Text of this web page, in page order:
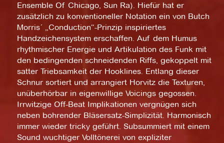
Ensemble Of Chicago, Sun Ra). Hiefür hat er
zusätzlich zu konventioneller Notation ein von Butch
Morris´ „Conduction“-Prinzip inspiriertes
Handzeichensystem erschaffen. Auf dem Humus
rhythmischer Energie und Artikulation des Funk mit
den bedingenden schneidenden Riffs, gekoppelt mit
satter Triebsamkeit der Hooklines. Entlang dieser
Schnur sortiert und arrangiert Horvitz die Texturen,
unüberhörbar in eigenwillige Voicings gegossen.
Irrwitzige Off-Beat Implikationen vergnügen sich
neben bohrender Bläsersatz-Simplizität. Harmonisch
immer wieder tricky geführt. Subsummiert mit einem
Sound wuchtiger Volltönerei von expliziter